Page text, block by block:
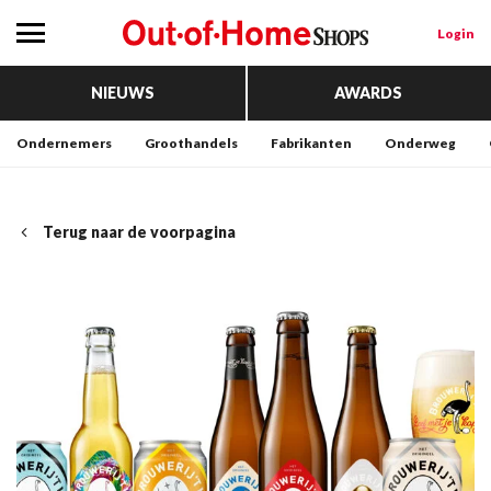
Login
NIEUWS AWARDS
Ondernemers Groothandels Fabrikanten Onderweg
Terug naar de voorpagina